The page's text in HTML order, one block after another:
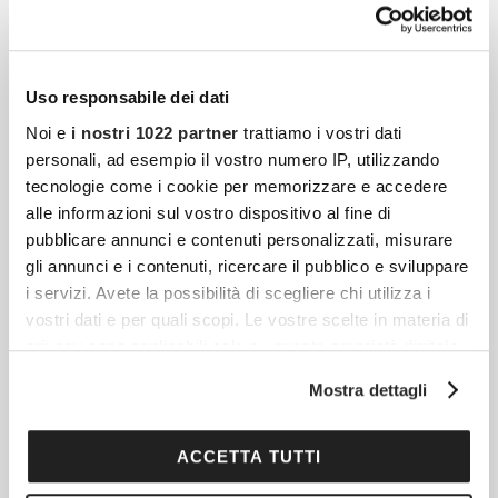
Uso responsabile dei dati
Noi e i nostri 1022 partner trattiamo i vostri dati
personali, ad esempio il vostro numero IP, utilizzando
tecnologie come i cookie per memorizzare e accedere
alle informazioni sul vostro dispositivo al fine di
pubblicare annunci e contenuti personalizzati, misurare
gli annunci e i contenuti, ricercare il pubblico e sviluppare
i servizi. Avete la possibilità di scegliere chi utilizza i
vostri dati e per quali scopi. Le vostre scelte in materia di
privacy sono applicabili solo su questa proprietà digitale
modificare o revocare il proprio consenso in qualsiasi
momento dalla Dichiarazione sui cookie o facendo clic
sull'icona di attivazione della privacy.
Mostra dettagli
ACCETTA TUTTI
Ci sono viaggi di Capodanno che servono a
cambiare calendario. E poi ci sono viaggi
appartiene alla seconda categoria: vicina
Vietnam A Novembre: Il Mese Perfetto Per
Scoprire L’Asia Tra Lanterne, Baie Leggendarie E
Spiagge Tropicali
Se esiste un periodo capace di mostrare il
Vietnam nella sua veste più affascinante,
quello è novembre. Le piogge monsoniche
Malta, L’isola Che Racconta Il Mediterraneo In